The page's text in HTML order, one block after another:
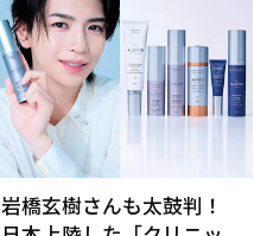
岩橋玄樹さんも太鼓判！